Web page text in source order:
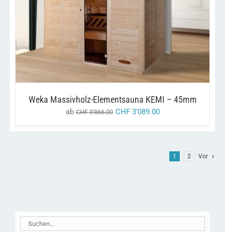
AUSFÜHRUNG WÄHLEN
DIESES
WEIST
MEHRERE
VARIANTEN
AUF.
DIE
OPTIONEN
DER
PRODUKTSEITE
DETAILS
Weka Massivholz-Elementsauna KEMI – 45mm
abCHF3'866.00 CHF3'089.00
1 2 Vor